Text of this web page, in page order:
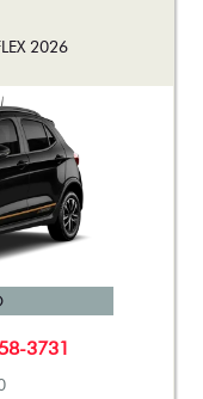
2026
3731